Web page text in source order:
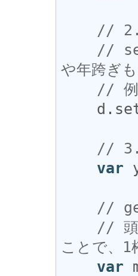
// 2.
//
や年跨ぎ
// 例
d .
// 3.
var
//
// 頭
ことで
var